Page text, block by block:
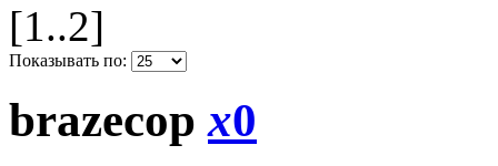
[1..2]
Показывать по:
brazecopx0